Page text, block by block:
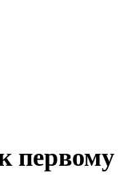
первому